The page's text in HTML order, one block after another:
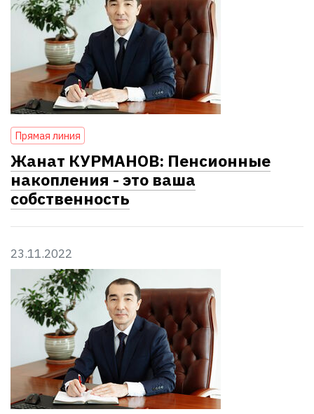
Прямая линия
Жанат КУРМАНОВ: Пенсионные
накопления - это ваша
собственность
23.11.2022